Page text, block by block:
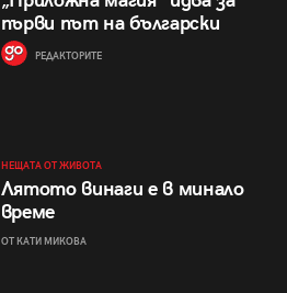
първи път на български
РЕДАКТОРИТЕ
НЕЩАТА ОТ ЖИВОТА
Лятото винаги е в минало
време
ОТ КАТИ МИКОВА